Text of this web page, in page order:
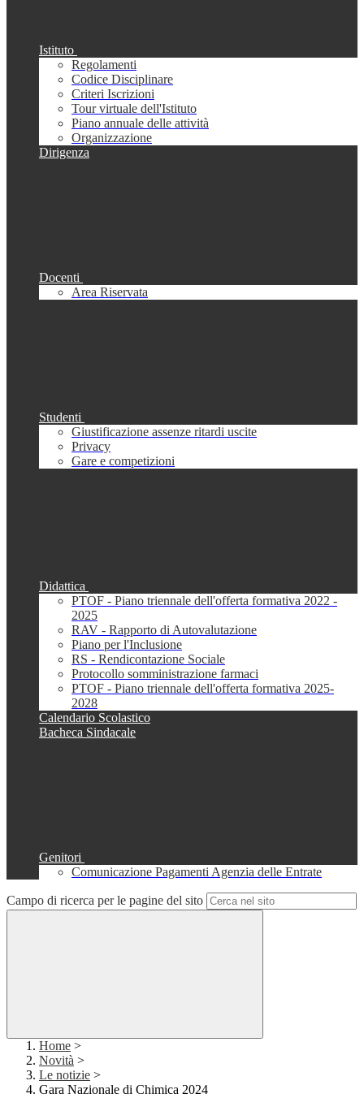
Istituto
Regolamenti
Codice Disciplinare
Criteri Iscrizioni
Tour virtuale dell'Istituto
Piano annuale delle attività
Organizzazione
Dirigenza
Docenti
Area Riservata
Studenti
Giustificazione assenze ritardi uscite
Privacy
Gare e competizioni
Didattica
PTOF - Piano triennale dell'offerta formativa 2022 -
2025
RAV - Rapporto di Autovalutazione
Piano per l'Inclusione
RS - Rendicontazione Sociale
Protocollo somministrazione farmaci
PTOF - Piano triennale dell'offerta formativa 2025-
2028
Calendario Scolastico
Bacheca Sindacale
Genitori
Comunicazione Pagamenti Agenzia delle Entrate
Campo di ricerca per le pagine del sito
Home >
Novità >
Le notizie >
Gara Nazionale di Chimica 2024